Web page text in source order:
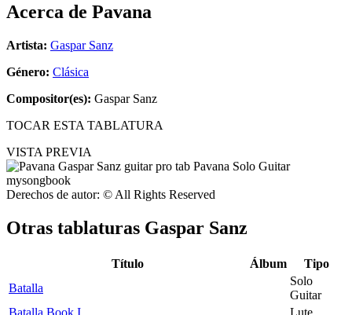
Acerca de Pavana
Artista: Gaspar Sanz
Género: Clásica
Compositor(es): Gaspar Sanz
TOCAR ESTA TABLATURA
VISTA PREVIA
Derechos de autor: © All Rights Reserved
Otras tablaturas Gaspar Sanz
Título Álbum
Tipo
Batalla
Solo
Guitar
Batalla Book I
Lute